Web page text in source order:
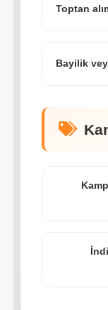
Toptan
Bayilik